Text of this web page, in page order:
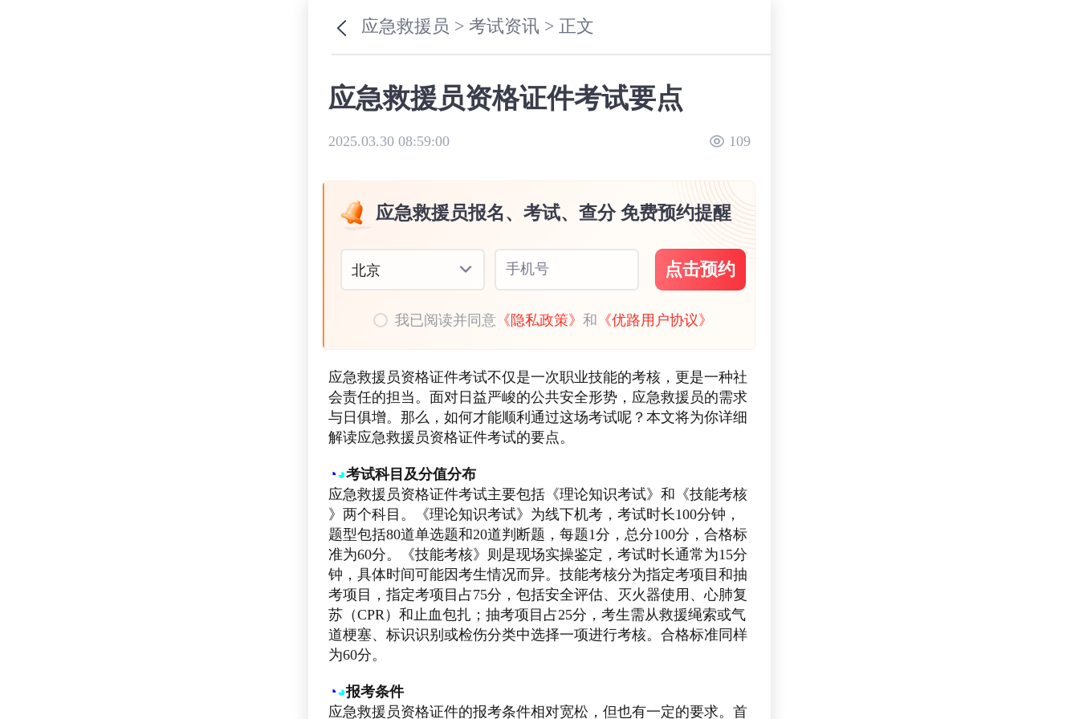
应急救援员 >考试资讯 > 正文
应急救援员资格证件考试要点
2025.03.30 08:59:00 109
应急救援员报名、考试、查分 免费预约提醒
北京 手机号 点击预约
我已阅读并同意 《隐私政策》和 《优路用户协议》
应急救援员资格证件考试不仅是一次职业技能的考核，更是一种社
会责任的担当。面对日益严峻的公共安全形势，应急救援员的需求
与日俱增。那么，如何才能顺利通过这场考试呢？本文将为你详细
解读应急救援员资格证件考试的要点。
◔◕考试科目及分值分布
应急救援员资格证件考试主要包括《理论知识考试》和《技能考核
》两个科目。《理论知识考试》为线下机考，考试时长100分钟，
题型包括80道单选题和20道判断题，每题1分，总分100分，合格标
准为60分。《技能考核》则是现场实操鉴定，考试时长通常为15分
钟，具体时间可能因考生情况而异。技能考核分为指定考项目和抽
考项目，指定考项目占75分，包括安全评估、灭火器使用、心肺复
苏（CPR）和止血包扎；抽考项目占25分，考生需从救援绳索或气
道梗塞、标识识别或检伤分类中选择一项进行考核。合格标准同样
为60分。
◔◕报考条件
应急救援员资格证件的报考条件相对宽松，但也有一定的要求。首